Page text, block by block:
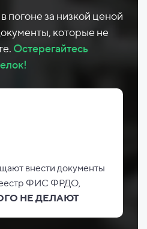
погоне за низкой ценой
которые не
Остерегайтесь
внести документы
ФИС ФРДО,
НЕ ДЕЛАЮТ